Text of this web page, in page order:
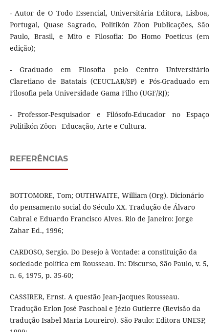
- Autor de O Todo Essencial, Universitária Editora, Lisboa,
Portugal, Quase Sagrado, Politikón Zôon Publicações, São
Paulo, Brasil, e Mito e Filosofia: Do Homo Poeticus (em
edição);
- Graduado em Filosofia pelo Centro Universitário
Claretiano de Batatais (CEUCLAR/SP) e Pós-Graduado em
Filosofia pela Universidade Gama Filho (UGF/RJ);
- Professor-Pesquisador e Filósofo-Educador no Espaço
Politikón Zôon –Educação, Arte e Cultura.
REFERÊNCIAS
BOTTOMORE, Tom; OUTHWAITE, William (Org). Dicionário
do pensamento social do Século XX. Tradução de Álvaro
Cabral e Eduardo Francisco Alves. Rio de Janeiro: Jorge
Zahar Ed., 1996;
CARDOSO, Sergio. Do Desejo à Vontade: a constituição da
sociedade política em Rousseau. In: Discurso, São Paulo, v. 5,
n. 6, 1975, p. 35-60;
CASSIRER, Ernst. A questão Jean-Jacques Rousseau.
Tradução Erlon José Paschoal e Jézio Gutierre (Revisão da
tradução Isabel Maria Loureiro). São Paulo: Editora UNESP,